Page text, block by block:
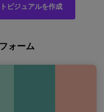
ビジュアルを作成
ォーム